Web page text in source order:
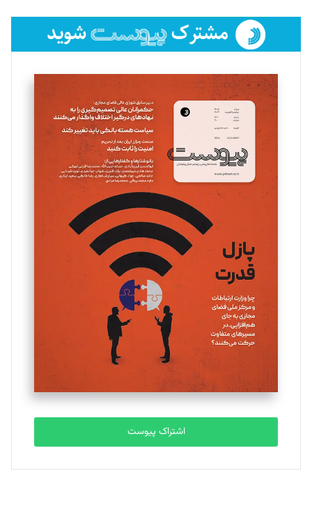
فائزه فتحی رستمی
تحریریه
سروش کرمیان
تحریریه
مینا پاکدل
یسنا امان‌پور
تحریریه
ملینا جعفری
تحریریه
مصطفی مسجدی آرانی
تحریریه
بابک نقاش
تحریریه
اشتراک پیوست